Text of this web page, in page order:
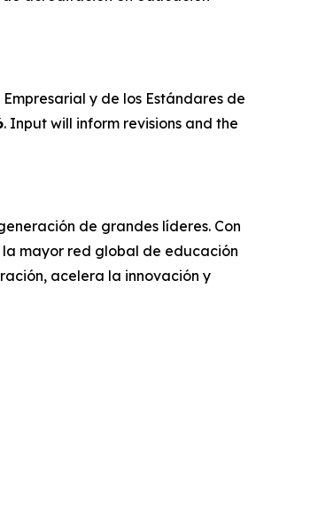
y de los Estándares de
. Input will inform revisions and the
de grandes líderes. Con
la mayor red global de educación
acelera la innovación y